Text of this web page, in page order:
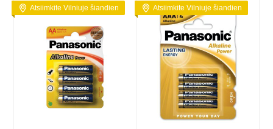
Atsiimkite Vilniuje šiandien Atsiimkite Vilniuje šiandien